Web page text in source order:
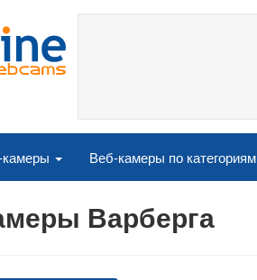
Веб-камеры по категориям
Варберга